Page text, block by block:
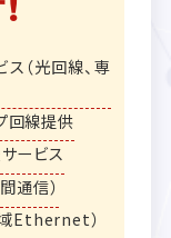
（光回線、専
回線提供
ービス
通信）
Ethernet）